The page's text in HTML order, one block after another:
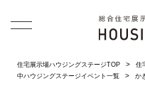
住宅展示場ハウジングステージTOP 住
中ハウジングステージイベント一覧
か